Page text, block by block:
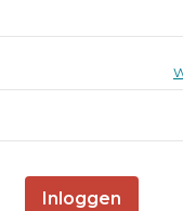
Inloggen